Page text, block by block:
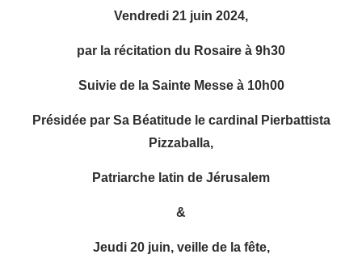
Vendredi 21 juin 2024,
par la récitation du Rosaire à 9h30
Suivie de la Sainte Messe à 10h00
Présidée par Sa Béatitude le cardinal Pierbattista
Pizzaballa,
Patriarche latin de Jérusalem
&
Jeudi 20 juin, veille de la fête,